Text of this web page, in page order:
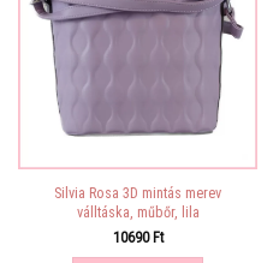
Silvia Rosa 3D mintás merev
válltáska, műbőr, lila
10690 Ft